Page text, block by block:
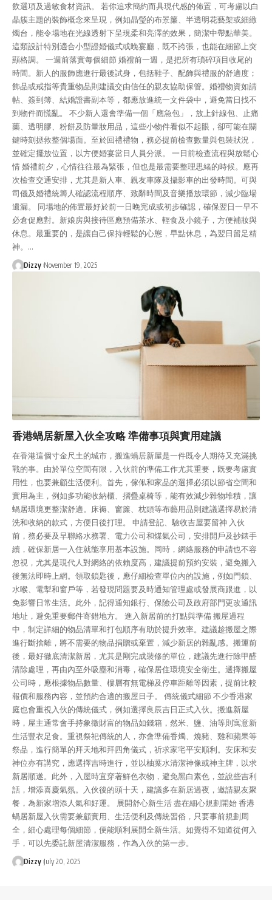
飲選項及過敏食材資訊。 若你追求簡約而具現代感的佈置，可考慮以白
晶簇主題的裝飾概念來呈現，例如晶瑩的布景簾、半透明花藝架或細緻
燭台，能令場地在光線透射下呈現柔和亮澤的效果，簡潔中帶點華美。
這類設計特別適合小型證婚儀式或晚宴廳，既不誇張，也能在細節上突
顯格調。 一週前落實每個細節 婚禮前一週，是把所有瑣碎項目收尾的
時間。新人的服飾應進行最後試身，包括鞋子、配飾與禮服的舒適度；
飾品或戒指等貴重物品則建議交由信任的親友協助保管。婚禮物資如請
帖、簽到簿、結婚證書副本等，都應放進統一文件袋中，避免當日找不
到物件而慌亂。 不少新人還會準備一個「應急包」，放上針線包、止痛
藥、透明膠、粉餅及防暈妝用品，這些小物件看似不起眼，卻可能在關
鍵時刻拯救整個場面。至於回禮禮物，務必提前檢查數量與包裝狀況，
並確定擺放位置，以方便婚宴當日人員分派。 一日前檢查流程與放鬆心
情 婚禮前夕，心情往往最為緊張，但也是最需要整理思緒的時候。應再
次檢查交通安排，尤其是新人車、親友車隊及攝影車的出發時間。可與
司儀及婚禮統籌人確認流程順序、致辭時間及音樂播放環節，減少臨場
遺漏。 同場地的佈置最好於前一日晚完成或初步確認，確保翌日一早不
必倉促應對。新娘房與接待區應預備茶水、輕食及小鏡子，方便補妝與
休息。最重要的，是讓自己保持輕鬆的心態，早點休息，為翌日留足精
神。…
Dizzy November 19, 2025
香港蝸居新屋入伙全攻略 準備事項與實用建議
在香港這個寸金尺土的城市，搬進蝸居新屋是一件既令人期待又充滿挑
戰的事。由於單位空間有限，入伙前的準備工作尤其重要，既要考慮實
用性，也要兼顧生活便利。首先，傢俬和家品的選擇必須以節省空間和
實用為主，例如多功能收納櫃、摺疊桌椅等，能有效減少雜物堆積，讓
蝸居環境更整潔舒適。床褥、窗簾、枕頭等布藝用品則建議選擇易於清
洗和收納的款式，方便日後打理。 申請登記、驗收吉屋要留神 入伙
前，務必要及早聯絡水務署、電力公司和煤氣公司，安排開戶及抄錶手
續，確保新居一入住就能享用基本設施。同時，網絡服務的申請也不容
忽視，尤其是現代人對網絡的依賴度高，建議提前預約安裝，避免搬入
後無法即時上網。領取鎖匙後，應仔細檢查單位內的設施，例如門鎖、
水喉、電掣和窗戶等，若發現問題要及時通知管理處或發展商跟進，以
免影響日常生活。此外，記得通知銀行、保險公司及政府部門更改通訊
地址，避免重要郵件寄錯地方。 進入新居前的打點與準備 搬屋過程
中，制定詳細的物品清單和打包順序有助於提升效率。建議趁搬屋之際
進行斷捨離，將不需要的物品捐贈或棄置，減少新居的雜亂感。搬運前
後，最好徹底清潔新居，尤其是剛完成裝修的單位，建議先進行除甲醛
清除處理，再由內至外吸塵和消毒，確保居住環境安全衛生。選擇搬屋
公司時，應根據物品數量、樓層有無電梯及停車距離等因素，提前比較
報價和服務內容，並預約合適的搬屋日子。 傳統儀式細節 不少香港家
庭也會重視入伙的傳統儀式，例如選擇良辰吉日正式入伙。搬進新屋
時，屋主通常會手持象徵財富的物品如錢箱，然米、鹽、油等則寓意新
生活豐衣足食。重視祭祀傳統的人，亦會準備香燭、燒豬、雞和蘋果等
祭品，進行簡單的拜天地和拜四角儀式，祈求家宅平安順利。安床和安
神位亦有講究，應選擇吉時進行，並以柚葉水清潔神像或神主牌，以求
新居順遂。此外，入屋時宜穿著鮮色衣物，避免黑白素色，並說些吉利
話，增添喜慶氣氛。入伙後的頭十天，建議多在新居過夜，邀請親友聚
餐，為新家增添人氣和好運。 展開舒心新生活 盡在細心規劃開始 香港
蝸居新屋入伙需要兼顧實用、生活便利及傳統習俗，只要事前規劃周
全，細心處理每個細節，便能順利展開全新生活。如覺得不知道從何入
手，可以先委託新屋清潔服務，作為入伙的第一步。
Dizzy July 20, 2025